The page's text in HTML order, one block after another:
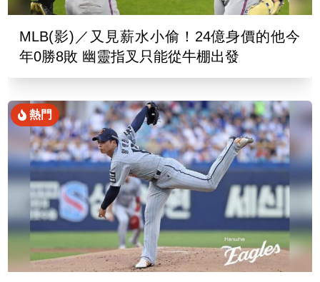
MLB(影)／又見薪水小偷！24億身價的他今
年0勝8敗 幽靈指叉只能從牛棚出發
熱門